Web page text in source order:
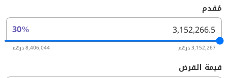
مُقدم
30%
3,152,267 درهم 8,406,044 درهم
قيمة القرض